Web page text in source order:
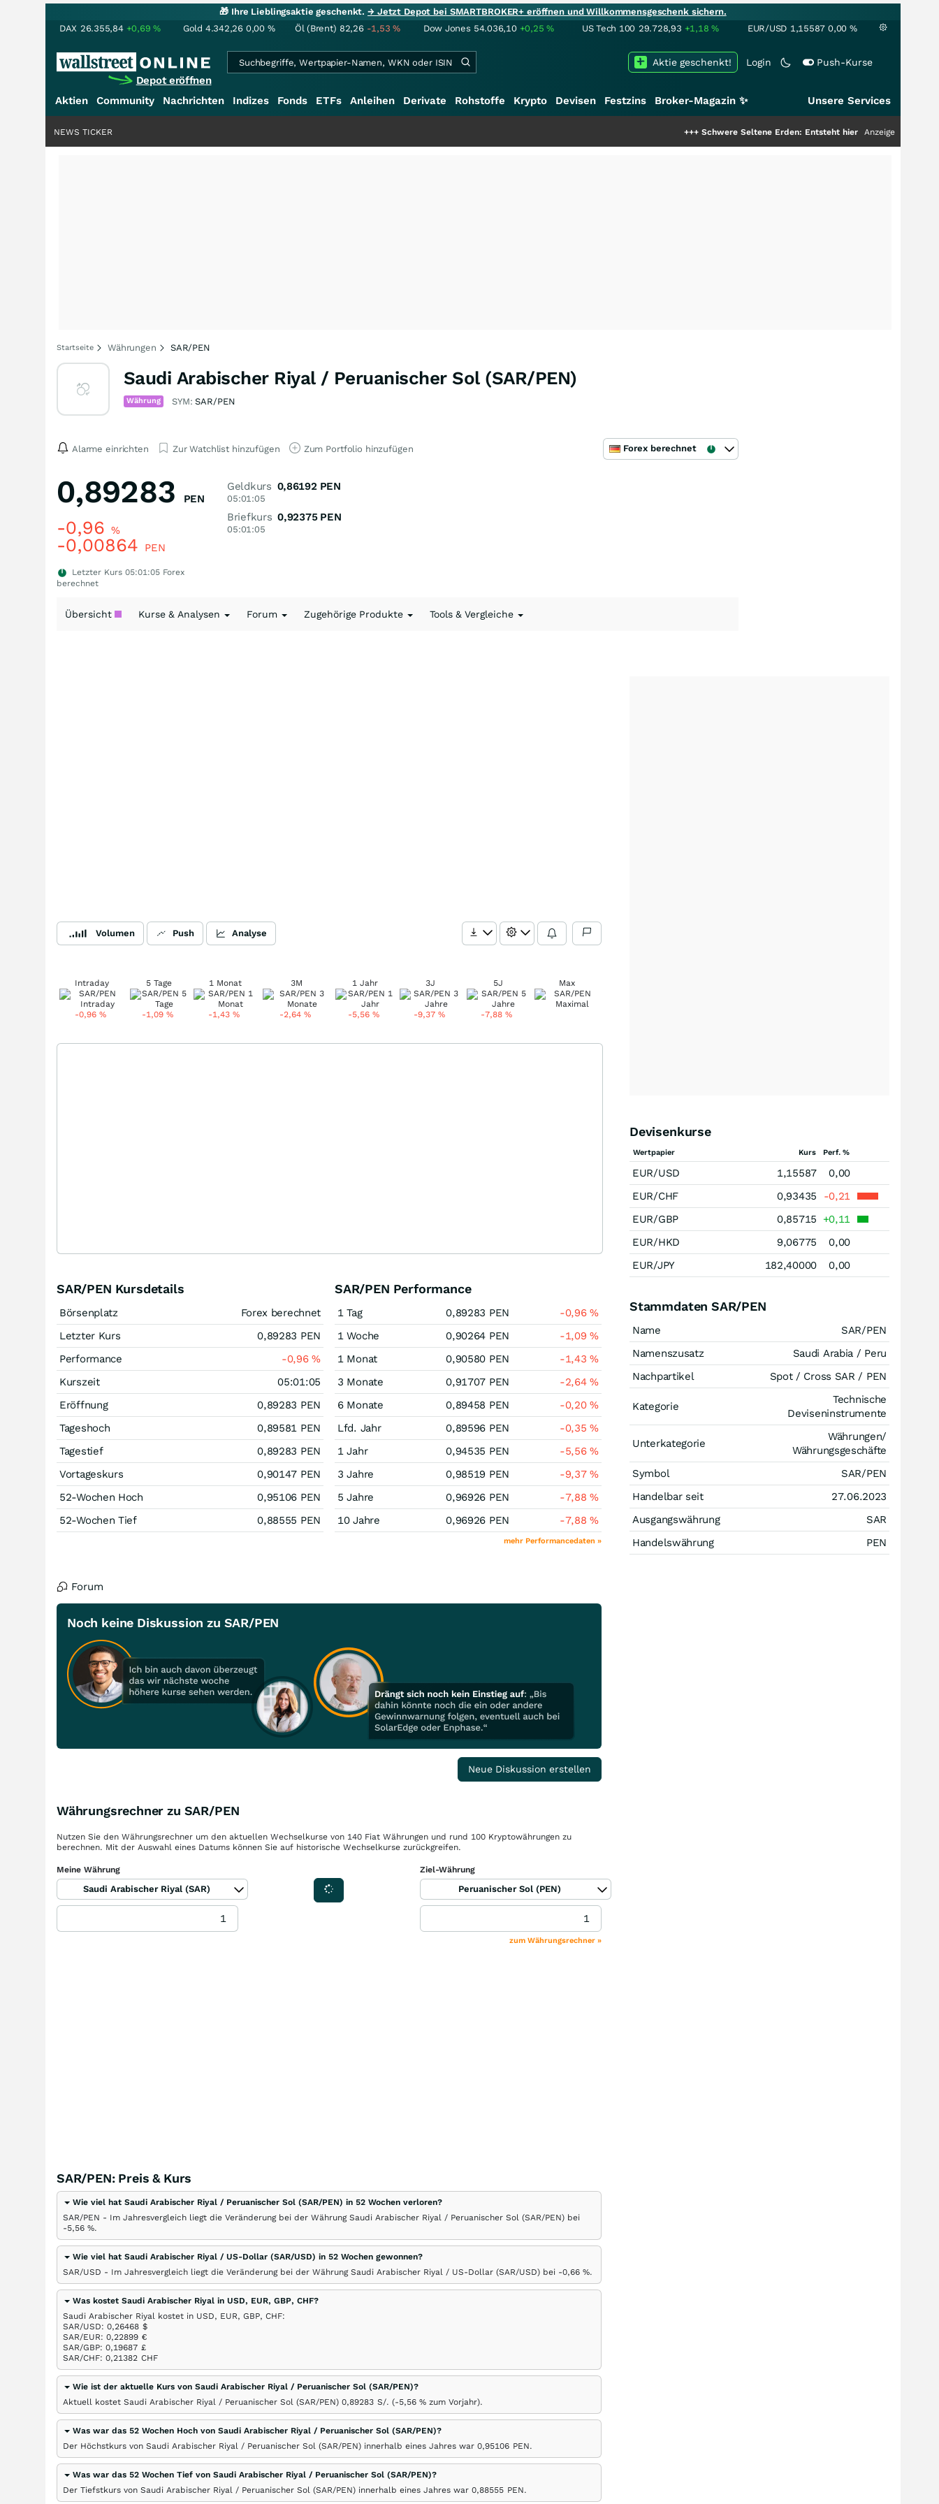
🎁 Ihre Lieblingsaktie geschenkt.→ Jetzt Depot bei SMARTBROKER+ eröffnen und Willkommensgeschenk sichern.
DAX 26.355,84 +0,69% Gold 4.342,26 0,00 % Öl (Brent) 82,26 -1,53% Dow Jones 54.036,10 +0,25% US Tech 100 29.728,93 +1,18% EUR/USD 1,15587 0,00 %
Depot eröffnen
Login Push-Kurse
Aktie geschenkt!
Aktien Community Nachrichten Indizes Fonds ETFs Anleihen Derivate Rohstoffe Krypto Devisen Festzins Broker-Magazin ✨ Unsere Services
Schwere Seltene Erden: Entsteht hier die nächste Milliardenstory?
Anzeige
NEWS TICKER
Startseite Währungen SAR/PEN
Saudi Arabischer Riyal / Peruanischer Sol (SAR/PEN)
Währung SYM:SAR/PEN
Alarme einrichten Zur Watchlist hinzufügen Zum Portfolio hinzufügen Forex berechnet
0,89283 PEN
-0,96 %
-0,00864 PEN
Letzter Kurs 05:01:05 Forex
berechnet
Geldkurs
05:01:05
0,86192 PEN
Briefkurs
05:01:05
0,92375 PEN
Übersicht Kurse & Analysen Forum Zugehörige Produkte Tools & Vergleiche
Volumen Push Analyse
Intraday
-0,96 %
5 Tage
-1,09 %
1 Monat
-1,43 %
3M
-2,64 %
1 Jahr
-5,56 %
3J
-9,37 %
5J
-7,88%
Max
SAR/PEN Kursdetails
Börsenplatz
Forex berechnet
Letzter Kurs
0,89283 PEN
Performance
-0,96%
Kurszeit
05:01:05
Eröffnung
0,89283 PEN
Tageshoch
0,89581 PEN
Tagestief
0,89283 PEN
Vortageskurs
0,90147 PEN
52-Wochen Hoch
0,95106 PEN
52-Wochen Tief
0,88555 PEN
SAR/PEN Performance
1 Tag 0,89283 PEN -0,96%
1 Woche
0,90264 PEN -1,09%
1 Monat
0,90580 PEN -1,43%
3 Monate
0,91707 PEN -2,64%
6 Monate
0,89458 PEN -0,20%
Lfd. Jahr
0,89596 PEN -0,35%
1 Jahr
0,94535 PEN -5,56%
3 Jahre
0,98519 PEN -9,37%
5 Jahre
0,96926 PEN -7,88%
10 Jahre
0,96926 PEN -7,88%
mehr Performancedaten »
Forum
Noch keine Diskussion zu SAR/PEN
Neue Diskussion erstellen
Währungsrechner zu SAR/PEN
Nutzen Sie den Währungsrechner um den aktuellen Wechselkurse von 140 Fiat Währungen und rund 100 Kryptowährungen zu
berechnen. Mit der Auswahl eines Datums können Sie auf historische Wechselkurse zurückgreifen.
Meine Währung
Saudi Arabischer Riyal (SAR)
Ziel-Währung
Peruanischer Sol (PEN)
zum Währungsrechner »
SAR/PEN: Preis & Kurs
Wie viel hat Saudi Arabischer Riyal / Peruanischer Sol (SAR/PEN) in 52 Wochen verloren?
SAR/PEN - Im Jahresvergleich liegt die Veränderung bei der Währung Saudi Arabischer Riyal / Peruanischer Sol (SAR/PEN) bei
-5,56 %.
Wie viel hat Saudi Arabischer Riyal / US-Dollar (SAR/USD) in 52 Wochen gewonnen?
SAR/USD - Im Jahresvergleich liegt die Veränderung bei der Währung Saudi Arabischer Riyal / US-Dollar (SAR/USD) bei -0,66 %.
Was kostet Saudi Arabischer Riyal in USD, EUR, GBP, CHF?
Saudi Arabischer Riyal kostet in USD, EUR, GBP, CHF:
SAR/USD: 0,26468 $
SAR/EUR: 0,22899 €
SAR/GBP: 0,19687 £
SAR/CHF: 0,21382 CHF
Wie ist der aktuelle Kurs von Saudi Arabischer Riyal / Peruanischer Sol (SAR/PEN)?
Aktuell kostet Saudi Arabischer Riyal / Peruanischer Sol (SAR/PEN) 0,89283 S/. (-5,56 % zum Vorjahr).
Was war das 52 Wochen Hoch von Saudi Arabischer Riyal / Peruanischer Sol (SAR/PEN)?
Der Höchstkurs von Saudi Arabischer Riyal / Peruanischer Sol (SAR/PEN) innerhalb eines Jahres war 0,95106 PEN.
Was war das 52 Wochen Tief von Saudi Arabischer Riyal / Peruanischer Sol (SAR/PEN)?
Der Tiefstkurs von Saudi Arabischer Riyal / Peruanischer Sol (SAR/PEN) innerhalb eines Jahres war 0,88555 PEN.
Devisenkurse
Wertpapier Kurs Perf. %
EUR/USD 1,15587
0,00
EUR/CHF
0,93435
-0,21
EUR/GBP
0,85715
+0,11
EUR/HKD
9,06775
0,00
EUR/JPY
182,40000 0,00
Stammdaten SAR/PEN
Name
SAR/PEN
Namenszusatz
Saudi Arabia / Peru
Nachpartikel
Spot / Cross SAR / PEN
Kategorie
Technische
Deviseninstrumente
Unterkategorie
Währungen/
Währungsgeschäfte
Symbol
SAR/PEN
Handelbar seit
27.06.2023
Ausgangswährung
SAR
Handelswährung
PEN